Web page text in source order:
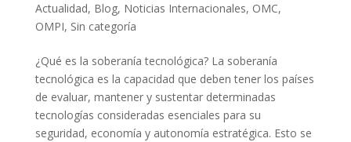
Actualidad, Blog, Noticias Internacionales, OMC,
OMPI, Sin categoría
¿Qué es la soberanía tecnológica? La soberanía
tecnológica es la capacidad que deben tener los países
de evaluar, mantener y sustentar determinadas
tecnologías consideradas esenciales para su
seguridad, economía y autonomía estratégica. Esto se